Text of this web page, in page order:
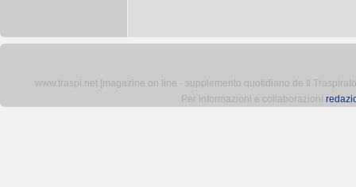
www.traspi.net [magazine on line - supplemento quotidiano de Il
Per informazioni e collaborazioni